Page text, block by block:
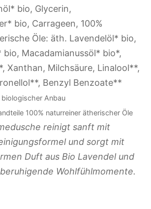
bio, Glycerin,
bio, Carrageen, 100%
Öle: äth. Lavendelöl* bio,
Macadamianussöl* bio*,
Xanthan, Milchsäure, Linalool**,
Benzyl Benzoate**
Anbau
100% naturreiner ätherischer Öle
reinigt sanft mit
und sorgt mit
Duft aus Bio Lavendel und
Wohlfühlmomente.